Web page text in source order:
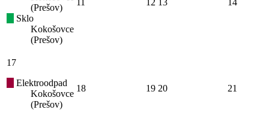
(Prešov)
Sklo
Kokošovce
(Prešov)
11 12 13 14
17
Elektroodpad
Kokošovce
(Prešov)
18 19 20 21